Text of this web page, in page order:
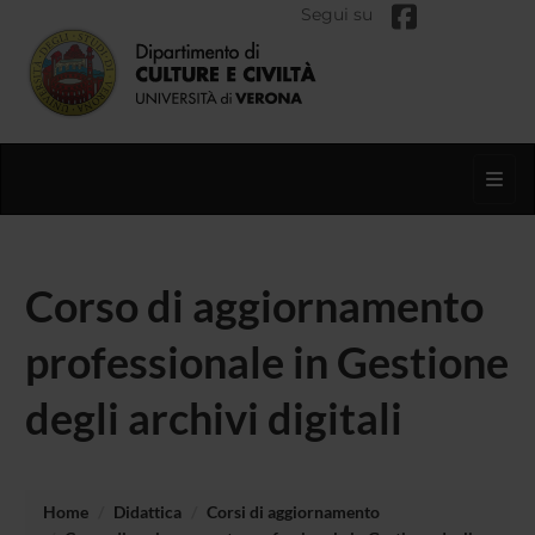
Segui su
Corso di aggiornamento
professionale in Gestione
degli archivi digitali
Home Didattica
Corsi di aggiornamento